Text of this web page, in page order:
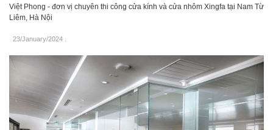
Việt Phong - đơn vị chuyên thi công cửa kính và cửa nhôm Xingfa tại Nam Từ
Liêm, Hà Nội
23/January/2024